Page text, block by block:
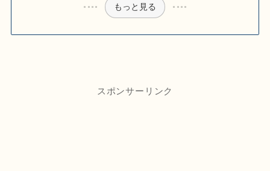
もっと見る
スポンサーリンク